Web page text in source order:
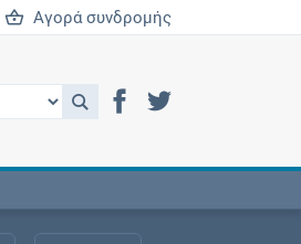
Αγορά συνδρομής